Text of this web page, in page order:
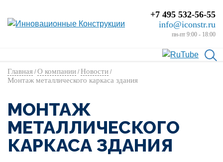
+7 495 532-56-55
info@iconstr.ru
пн-пт 9:00 - 18:00
Главная / О компании / Новости /
Монтаж металлического каркаса здания
МОНТАЖ
МЕТАЛЛИЧЕСКОГО
КАРКАСА ЗДАНИЯ